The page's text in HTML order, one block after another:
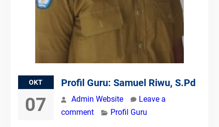
OKT
07
Profil Guru: Samuel Riwu, S.Pd
Admin Website
Leave a
comment
Profil Guru